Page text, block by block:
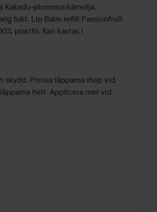
Kakadu-plommonkärnolja.
fukt. Lip Balm refill Passionfruit
plastfri. Kan kastas i
Pressa läpparna ihop vid
helt. Applicera mer vid